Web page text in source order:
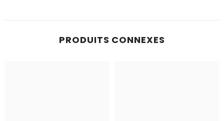
PRODUITS CONNEXES